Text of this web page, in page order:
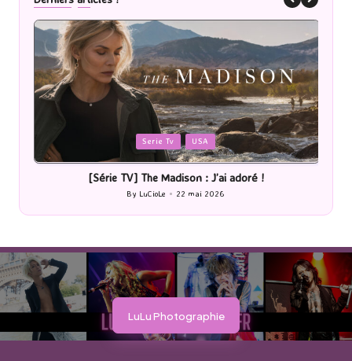
Posted
in
Romans
[Lecture] La femme de ménage : J’ai sauté le pas !
Posted
by
By LuCioLe 20 mai 2026
LuLu Photographie